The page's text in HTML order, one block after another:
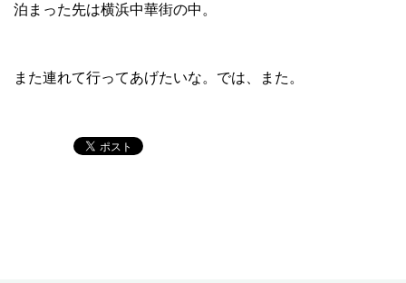
泊まった先は横浜中華街の中。
また連れて行ってあげたいな。では、また。